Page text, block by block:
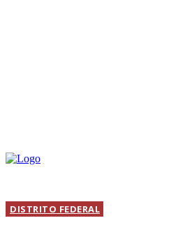
DISTRITO FEDERAL